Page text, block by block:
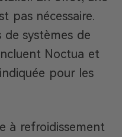
pas nécessaire.
de systèmes de
Noctua et
pour les
à refroidissement